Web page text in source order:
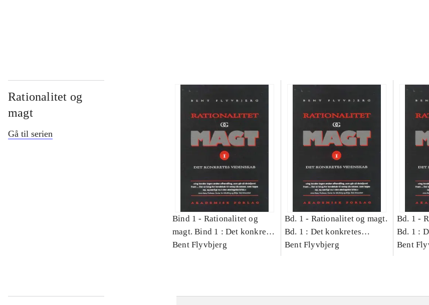
Rationalitet og
magt
Gå til serien
Bind 1 - Rationalitet og
magt. Bind 1 : Det konkretes
videnskab
Bent Flyvbjerg
Bd. 1 - Rationalitet og magt.
Bd. 1 : Det konkretes
videnskab
Bent Flyvbjerg
Bd. 1 -
Bd. 1 :
Bent